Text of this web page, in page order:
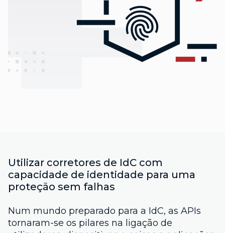
Utilizar corretores de IdC com
capacidade de identidade para uma
proteção sem falhas
Num mundo preparado para a IdC, as APIs
tornaram-se os pilares na ligação de